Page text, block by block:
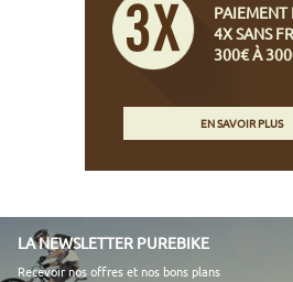
PAIEMENT
4X SANS
300€ À
EN SAVOIR PLUS
LA NEWSLETTER PUREBIKE
Recevoir nos offres et nos bons plans